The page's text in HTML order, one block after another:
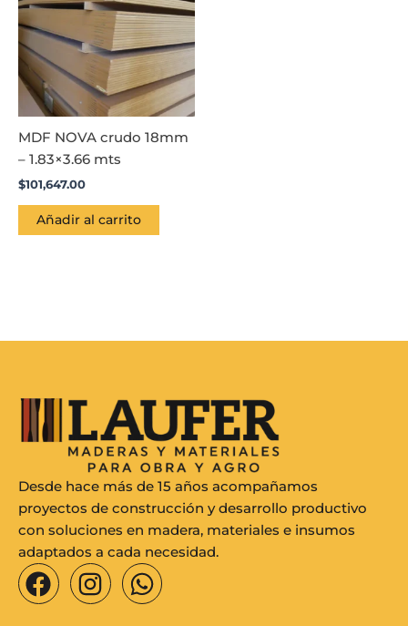
MDF NOVA crudo 18mm
– 1.83×3.66 mts
$101,647.00
Añadir al carrito
Desde hace más de 15 años acompañamos
proyectos de construcción y desarrollo productivo
con soluciones en madera, materiales e insumos
adaptados a cada necesidad.
F
a
I
n
W
h